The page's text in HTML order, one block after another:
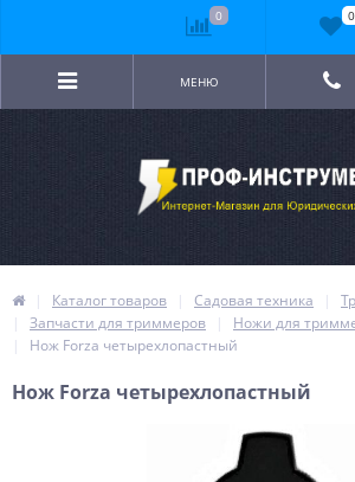
МЕНЮ
Каталог товаров Садовая техника
Запчасти для триммеров
Ножи для
Нож Forza четырехлопастный
Нож Forza четырехлопастный
0 0